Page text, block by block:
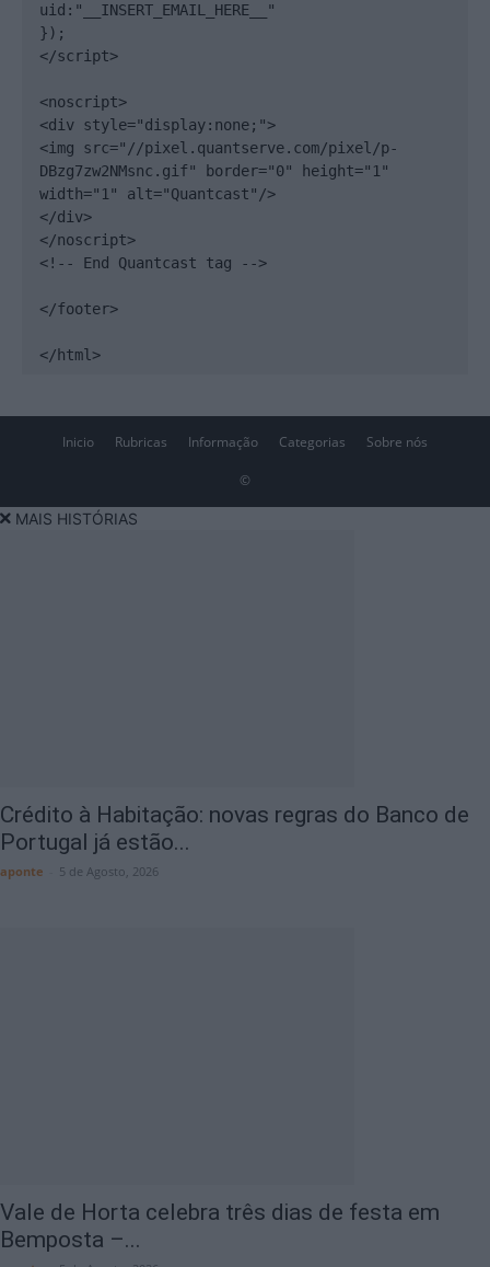
uid:"__INSERT_EMAIL_HERE__"
});
</script>
<noscript>
<div style="display:none;">
<img src="//pixel.quantserve.com/pixel/p-
DBzg7zw2NMsnc.gif" border="0" height="1"
width="1" alt="Quantcast"/>
</div>
</noscript>
<!-- End Quantcast tag -->
</footer>
</html>
Inicio Rubricas Informação Categorias Sobre nós
©
MAIS HISTÓRIAS
Crédito à Habitação: novas regras do Banco de
Portugal já estão...
aponte 5 de Agosto, 2026
Vale de Horta celebra três dias de festa em
Bemposta –...